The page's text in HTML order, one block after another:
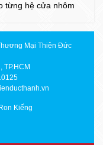
từng hệ cửa nhôm
Mại Thiện Đức
TP.HCM
Ron Kiếng